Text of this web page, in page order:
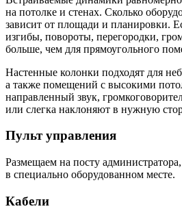
на потолке и стенах. Сколько
зависит от площади и планировки.
изгибы, повороты, перегородки,
больше, чем для прямоугольного
Настенные колонки подходят для
а также помещений с высокими
направленный звук,
или слегка наклоняют в нужную
Пульт управления
Размещаем на посту
в специально оборудованном месте.
Кабели